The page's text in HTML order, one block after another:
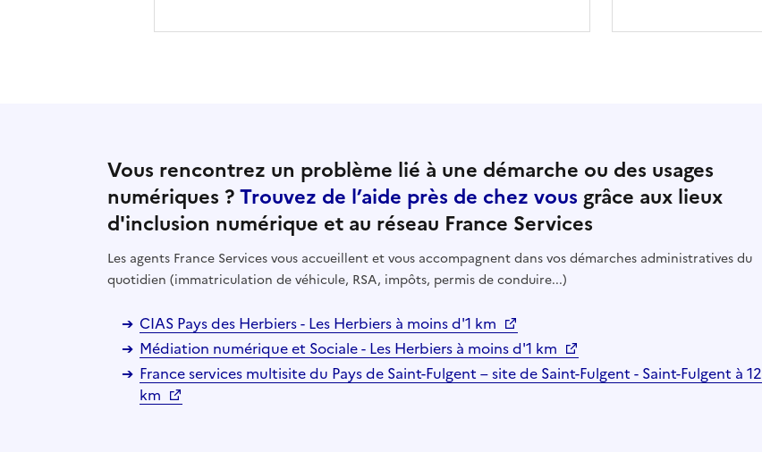
Vous rencontrez un problème lié à une démarche ou des usages
numériques ?Trouvez de l’aide près de chez vous grâce aux lieux
d'inclusion numérique et au réseau France Services
Les agents France Services vous accueillent et vous accompagnent dans vos démarches administratives du
quotidien (immatriculation de véhicule, RSA, impôts, permis de conduire...)
CIAS Pays des Herbiers - Les Herbiers à moins d'1 km
Médiation numérique et Sociale - Les Herbiers à moins d'1 km
France services multisite du Pays de Saint-Fulgent – site de Saint-Fulgent - Saint-Fulgent à 12
km